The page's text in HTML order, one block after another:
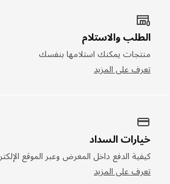
الطلب والاستلام
منتجات يمكنك استلامها بنفسك
تعرف على المزيد
خيارات السداد
كيفية الدفع داخل المعرض وعبر الموقع الإلكتروني
تعرف على المزيد